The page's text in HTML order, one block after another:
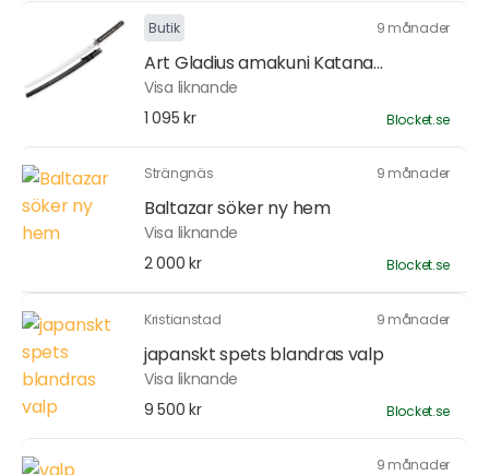
Butik 9 månader
Art Gladius amakuni Katana...
Visa liknande
1 095 kr
Blocket.se
Strängnäs 9 månader
Baltazar söker ny hem
Visa liknande
2 000 kr
Blocket.se
Kristianstad 9 månader
japanskt spets blandras valp
Visa liknande
9 500 kr
Blocket.se
9 månader